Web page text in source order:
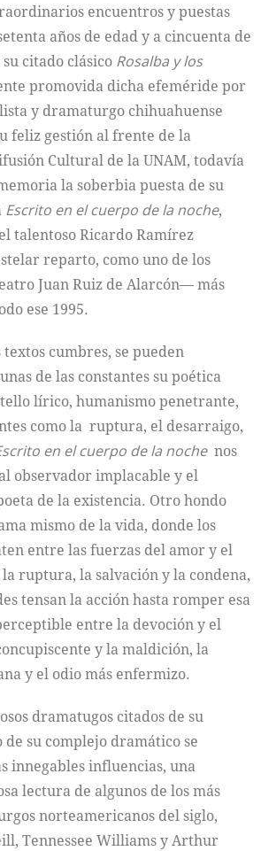
encuentros y puestas
años de edad y a cincuenta de
citado clásico Rosalba y los
promovida dicha efeméride por
y dramaturgo chihuahuense
feliz gestión al frente de la
Cultural de la UNAM, todavía
la soberbia puesta de su
Escrito en el cuerpo de la noche,
talentoso Ricardo Ramírez
reparto, como uno de los
Juan Ruiz de Alarcón–– más
ese 1995.
cumbres, se pueden
de las constantes su poética
lírico, humanismo penetrante,
como la ruptura, el desarraigo,
en el cuerpo de la noche nos
observador implacable y el
de la existencia. Otro hondo
mismo de la vida, donde los
entre las fuerzas del amor y el
ruptura, la salvación y la condena,
tensan la acción hasta romper esa
entre la devoción y el
y la maldición, la
y el odio más enfermizo.
dramatugos citados de su
su complejo dramático se
innegables influencias, una
lectura de algunos de los más
norteamericanos del siglo,
Tennessee Williams y Arthur